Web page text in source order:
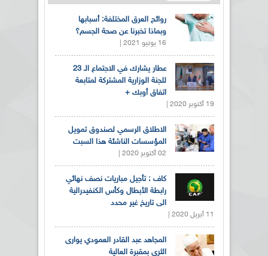
روائح العرق المختلفة: أسبابها
وبماذا تخبرنا عن صحة الجسم؟
16 يونيو 2021 |
عطار يشارك في الاجتماع الـ 23
للجنة الوزارية المشتركة لمتابعة
اتفاق أوبك +
19 أكتوبر 2020 |
الاطلاق الرسمي لصندوق تمويل
المؤسسات الناشئة هذا السبت
02 أكتوبر 2020 |
كاف : تأجيل مباريات نصف نهائي
رابطة الأبطال وكأس الكنفيدرالية
الى تاريخ غير محدد
11 أبريل 2020 |
المجاهد عبد القادر العمودي يوارى
الثرى بمقبرة العالية